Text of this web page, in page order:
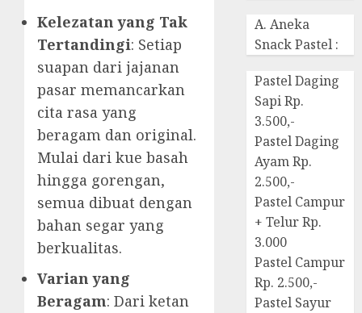
Kelezatan yang Tak
Tertandingi: Setiap
suapan dari jajanan
pasar memancarkan
cita rasa yang
beragam dan original.
Mulai dari kue basah
hingga gorengan,
semua dibuat dengan
bahan segar yang
berkualitas.
Varian yang
Beragam: Dari ketan
A. Aneka
Snack Pastel :
Pastel Daging
Sapi Rp.
3.500,-
Pastel Daging
Ayam Rp.
2.500,-
Pastel Campur
+ Telur Rp.
3.000
Pastel Campur
Rp. 2.500,-
Pastel Sayur